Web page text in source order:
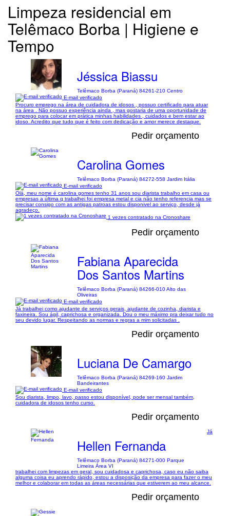
Limpeza residencial em
Telêmaco Borba | Higiene e
Tempo
Jéssica Biassu
Telêmaco Borba (Paraná) 84261-210 Centro
E-mail verificado
Procuro emprego na área de cuidadora de idosos , possuo certificado para atuar
na área . Não possuo experiência ainda , mas gostaria de uma oportunidade de
emprego para colocar em prática minhas habilidades , cuidados e bem estar ao
idoso. Acredito que tudo que é feito com dedicação e amor merece destaque.
Pedir orçamento
Carolina Gomes
Telêmaco Borba (Paraná) 84272-558 Jardim Itália
E-mail verificado
Olá, meu nome é carolina gomes tenho 31 anos sou diarista trabalho em casa ou
empresas a última q trabalhei foi empresa metal e cia não tenho referencia mas se
precisar consigo com as antigas patroas estou disponivel ao serviço, desde já
agradeço.
1 vezes contratado na Cronoshare
Pedir orçamento
Fabiana Aparecida
Dos Santos Martins
Telêmaco Borba (Paraná) 84266-010 Alto das
Oliveiras
E-mail verificado
Já trabalhei como ajudante de serviços gerais, ajudante de cozinha, diarista e
faxineira. Sou ágil, caprichosa e organizada. Dou o meu máximo pra deixar tudo no
seu devido lugar. Respeitando as normas e regras a mim solicitadas .
Pedir orçamento
Luciana De Camargo
Telêmaco Borba (Paraná) 84269-160 Jardim
Bandeirantes
E-mail verificado
Sou diarista, limpo, lavo, passo estou disponível, pode ser mensal também,
cuidadora de idosos tenho curso.
Pedir orçamento
Hellen Fernanda
Telêmaco Borba (Paraná) 84271-000 Parque
Limeira Área VI
Já
trabalhei com limpezas em geral, sou cuidadosa e caprichosa, caso eu não saiba
alguma coisa eu aprendo rápido, estou a disposição da empresa para fazer o meu
melhor e colaborar em todas as áreas necessárias que estiverem ao meu alcance.
Pedir orçamento